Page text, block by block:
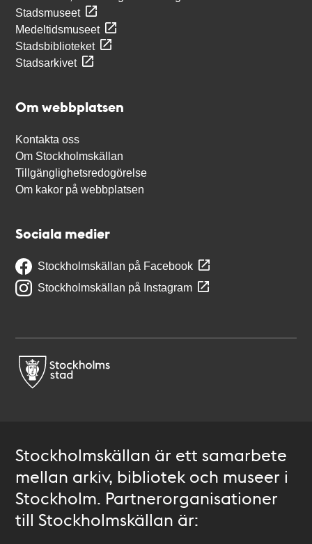
Stadsmuseet
Medeltidsmuseet
Stadsbiblioteket
Stadsarkivet
Om webbplatsen
Kontakta oss
Om Stockholmskällan
Tillgänglighetsredogörelse
Om kakor på webbplatsen
Sociala medier
Stockholmskällan på Facebook
Stockholmskällan på Instagram
Stockholmskällan är ett samarbete
mellan arkiv, bibliotek och museer i
Stockholm. Partnerorganisationer
till Stockholmskällan är: